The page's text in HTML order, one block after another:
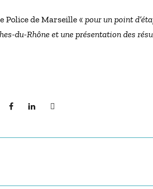
Police de Marseille « pour un point
du-Rhône et une présentation des